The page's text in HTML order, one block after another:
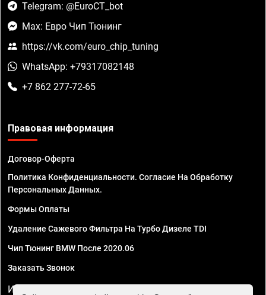
Telegram: @EuroCT_bot
Max: Евро Чип Тюнинг
https://vk.com/euro_chip_tuning
WhatsApp: +79317082148
+7 862 277-72-65
Правовая информация
Договор-Оферта
Политика Конфиденциальности. Согласие На Обработку
Персональных Данных.
Формы Оплаты
Удаление Сажевого Фильтра На Турбо Дизеле TDI
Чип Тюнинг BMW После 2020.06
Заказать Звонок
ИП Смирнов Георгий Павлович. ИНН 781302555843,